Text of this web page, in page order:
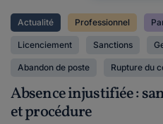
Actualité Professionnel
Licenciement Sanctions
Abandon de poste Rupture du
Absence injustifiée :
et procédure